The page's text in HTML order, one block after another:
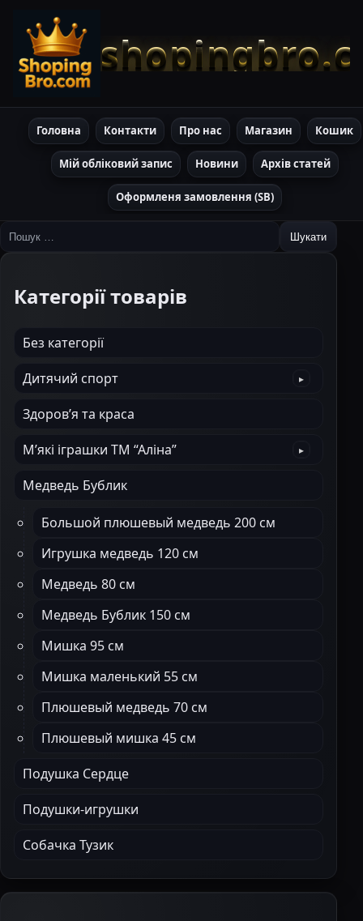
Головна Контакти Про нас Магазин Кошик
Мій обліковий запис Новини Архів статей
Оформленя замовлення (SB)
Пошук:
Категорії товарів
Без категорії
Дитячий спорт
Здоров’я та краса
М’які іграшки ТМ “Аліна”
Медведь Бублик
Большой плюшевый медведь 200 см
Игрушка медведь 120 см
Медведь 80 см
Медведь Бублик 150 см
Мишка 95 см
Мишка маленький 55 см
Плюшевый медведь 70 см
Плюшевый мишка 45 см
Подушка Сердце
Подушки-игрушки
Собачка Тузик